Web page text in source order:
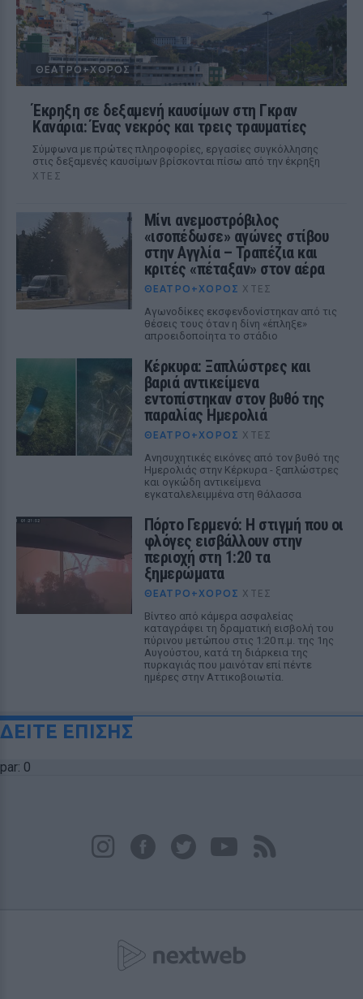
ΘΈΑΤΡΟ+ΧΟΡΌΣ
Έκρηξη σε δεξαμενή καυσίμων στη Γκραν
Κανάρια: Ένας νεκρός και τρεις τραυματίες
Σύμφωνα με πρώτες πληροφορίες, εργασίες συγκόλλησης
στις δεξαμενές καυσίμων βρίσκονται πίσω από την έκρηξη
ΧΤΕΣ
Μίνι ανεμοστρόβιλος
«ισοπέδωσε» αγώνες στίβου
στην Αγγλία – Τραπέζια και
κριτές «πέταξαν» στον αέρα
ΘΈΑΤΡΟ+ΧΟΡΌΣ ΧΤΕΣ
Αγωνοδίκες εκσφενδονίστηκαν από τις
θέσεις τους όταν η δίνη «έπληξε»
απροειδοποίητα το στάδιο
Κέρκυρα: Ξαπλώστρες και
βαριά αντικείμενα
εντοπίστηκαν στον βυθό της
παραλίας Ημερολιά
ΘΈΑΤΡΟ+ΧΟΡΌΣ ΧΤΕΣ
Ανησυχητικές εικόνες από τον βυθό της
Ημερολιάς στην Κέρκυρα - ξαπλώστρες
και ογκώδη αντικείμενα
εγκαταλελειμμένα στη θάλασσα
Πόρτο Γερμενό: Η στιγμή που οι
φλόγες εισβάλλουν στην
περιοχή στη 1:20 τα
ξημερώματα
ΘΈΑΤΡΟ+ΧΟΡΌΣ ΧΤΕΣ
Βίντεο από κάμερα ασφαλείας
καταγράφει τη δραματική εισβολή του
πύρινου μετώπου στις 1:20 π.μ. της 1ης
Αυγούστου, κατά τη διάρκεια της
πυρκαγιάς που μαινόταν επί πέντε
ημέρες στην Αττικοβοιωτία.
ΔΕΙΤΕ ΕΠΙΣΗΣ
par: 0